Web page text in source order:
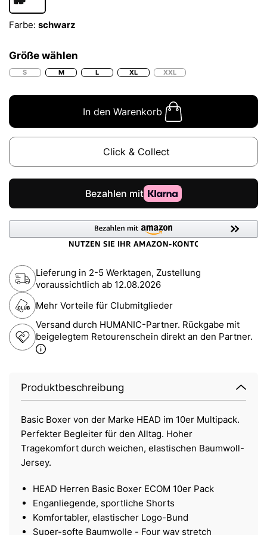
Farbe: schwarz
Größe wählen
S M L XL XXL
In den Warenkorb
Click & Collect
Lieferung in 2-5 Werktagen, Zustellung
voraussichtlich ab 12.08.2026
Mehr Vorteile für Clubmitglieder
Versand durch HUMANIC-Partner. Rückgabe mit
beigelegtem Retourenschein direkt an den Partner.
Produktbeschreibung
Basic Boxer von der Marke HEAD im 10er Multipack.
Perfekter Begleiter für den Alltag. Hoher
Tragekomfort durch weichen, elastischen Baumwoll-
Jersey.
HEAD Herren Basic Boxer ECOM 10er Pack
Enganliegende, sportliche Shorts
Komfortabler, elastischer Logo-Bund
Super-softe Baumwolle - Four way stretch